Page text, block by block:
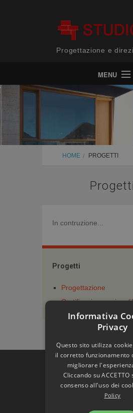
Progettazione e
MENU
Home
Servizi
HOME PROGETTI
Progetti
In contruzione...
Progetti
Progettazione
Certificazione e
Informativa
Privacy
Questo sito utilizza
il corretto funzionamento
migliorare
Cliccando su
consenso all'uso dei
Policy